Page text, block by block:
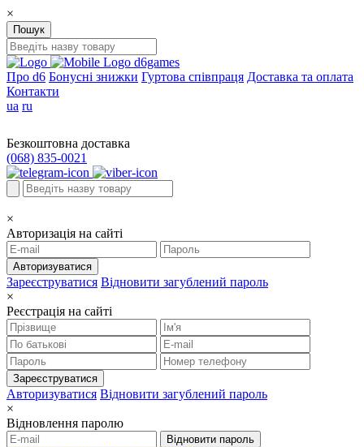
×
Пошук
d6games
Про d6 Бонусні знижки Гуртова співпраця Доставка та оплата
Контакти
ua ru
Безкоштовна доставка
(068) 835-0021
×
Авторизація на сайті
Авторизуватися
Зареєструватися Відновити загублений пароль
×
Реєстрація на сайті
Зареєструватися
Авторизуватися Відновити загублений пароль
×
Відновлення паролю
Відновити пароль